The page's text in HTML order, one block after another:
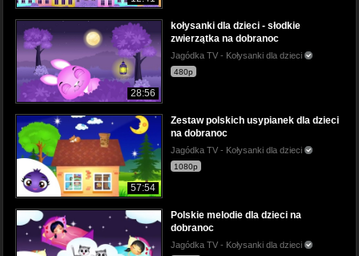
28:56
kołysanki dla dzieci - słodkie
zwierzątka na dobranoc
Jagódka TV - Kołysanki dla dzieci
480p
57:54
Zestaw polskich usypianek dla dzieci
na dobranoc
Jagódka TV - Kołysanki dla dzieci
1080p
Polskie melodie dla dzieci na
dobranoc
Jagódka TV - Kołysanki dla dzieci